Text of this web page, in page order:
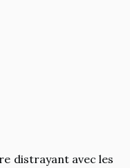
distrayant avec les